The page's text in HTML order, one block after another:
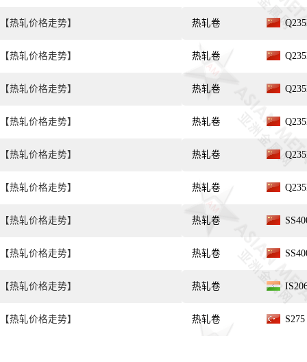
【热轧价格走势】
【热轧价格走势】
【热轧价格走势】
【热轧价格走势】
【热轧价格走势】
【热轧价格走势】
【热轧价格走势】
【热轧价格走势】
【热轧价格走势】
【热轧价格走势】
热轧卷
热轧卷
热轧卷
热轧卷
热轧卷
热轧卷
热轧卷
热轧卷
热轧卷
热轧卷